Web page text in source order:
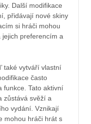
Další modifikace
přidávají nové skiny
si hráči mohou
preferencím a
také vytváří vlastní
často
funkce. Tato aktivní
zůstává svěží a
vydání. Vznikají
mohou hráči hrát s